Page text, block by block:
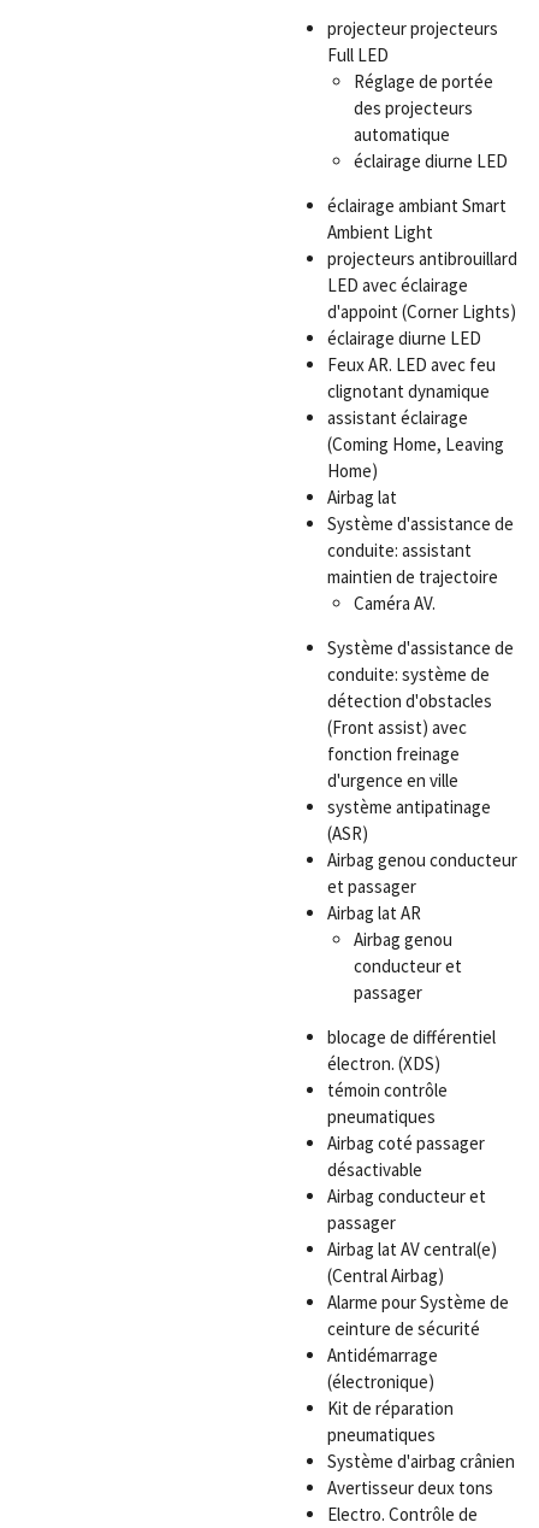
projecteur projecteurs
Full LED
Réglage de portée
des projecteurs
automatique
éclairage diurne LED
éclairage ambiant Smart
Ambient Light
projecteurs antibrouillard
LED avec éclairage
d'appoint (Corner Lights)
éclairage diurne LED
Feux AR. LED avec feu
clignotant dynamique
assistant éclairage
(Coming Home, Leaving
Home)
Airbag lat
Système d'assistance de
conduite: assistant
maintien de trajectoire
Caméra AV.
Système d'assistance de
conduite: système de
détection d'obstacles
(Front assist) avec
fonction freinage
d'urgence en ville
système antipatinage
(ASR)
Airbag genou conducteur
et passager
Airbag lat AR
Airbag genou
conducteur et
passager
blocage de différentiel
électron. (XDS)
témoin contrôle
pneumatiques
Airbag coté passager
désactivable
Airbag conducteur et
passager
Airbag lat AV central(e)
(Central Airbag)
Alarme pour Système de
ceinture de sécurité
Antidémarrage
(électronique)
Kit de réparation
pneumatiques
Système d'airbag crânien
Avertisseur deux tons
Electro. Contrôle de